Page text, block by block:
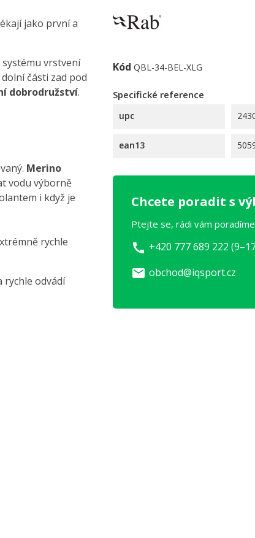
jako první a
vrstvení
části zad pod
dobrodružství.
Merino
vodu výborně
i když je
rychle
rychle odvádí
Kód QBL-34-BEL-XLG
Specifické reference
upc
ean13
Chcete poradit s
Ptejte se, rádi vám
call +420 777 689 222
email obchod@iqsport.cz